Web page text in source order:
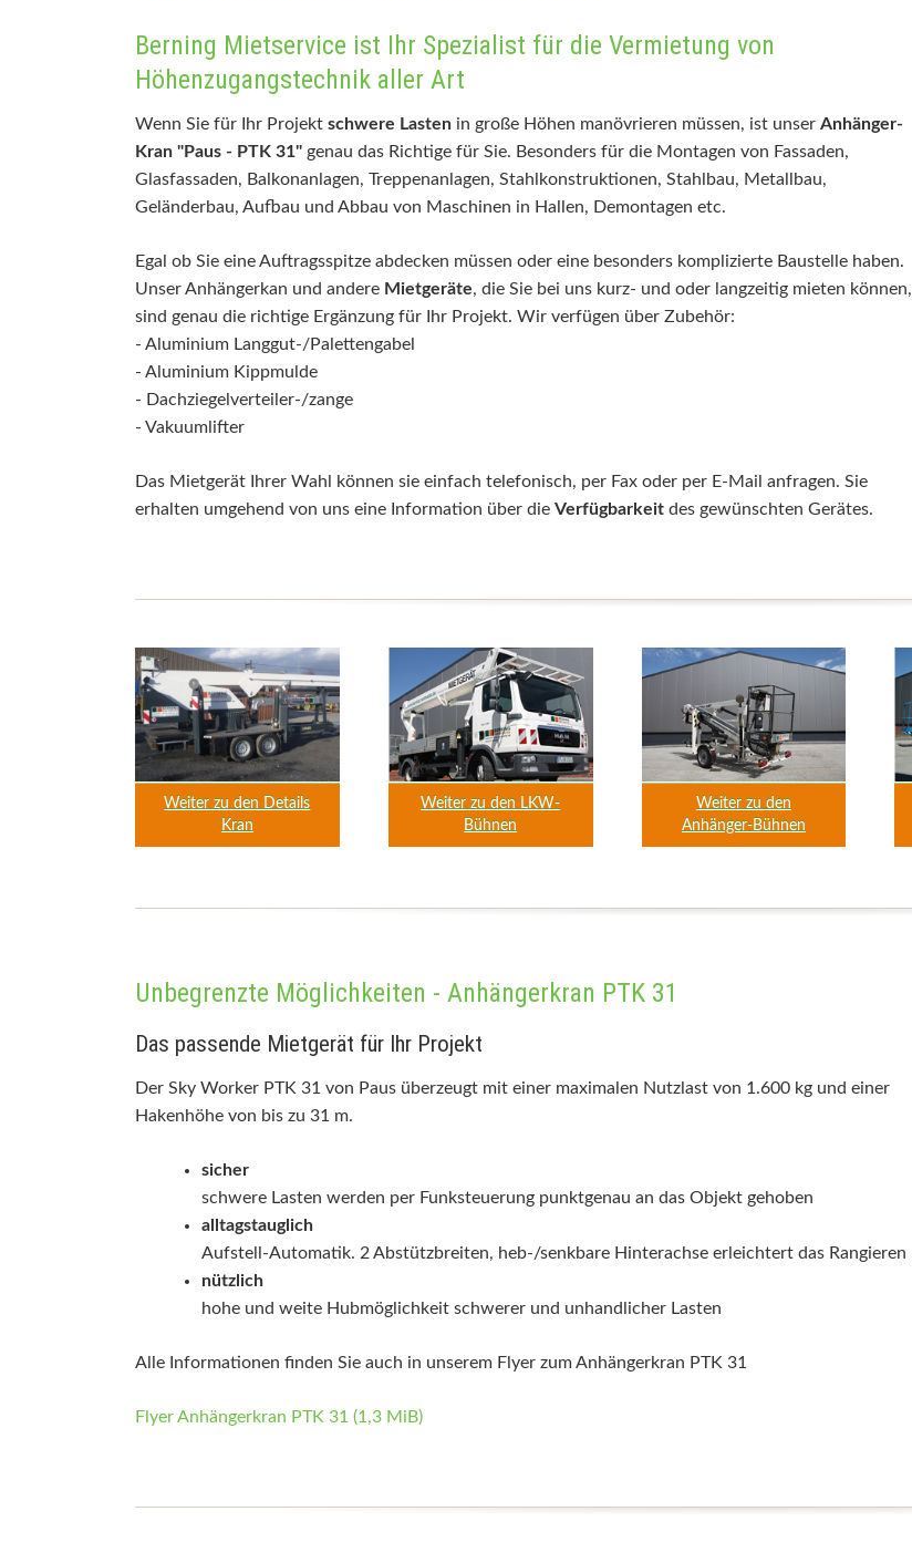
Minikräne
Glassauger & Lifter
Trennschneider
Berning Mietservice ist Ihr Spezialist für die Vermietung von
Höhenzugangstechnik aller Art
Wenn Sie für Ihr Projekt schwere Lasten in große Höhen manövrieren müssen, ist unser Anhänger-
Kran "Paus - PTK 31" genau das Richtige für Sie. Besonders für die Montagen von Fassaden,
Glasfassaden, Balkonanlagen, Treppenanlagen, Stahlkonstruktionen, Stahlbau, Metallbau,
Geländerbau, Aufbau und Abbau von Maschinen in Hallen, Demontagen etc.
Egal ob Sie eine Auftragsspitze abdecken müssen oder eine besonders komplizierte Baustelle haben.
Unser Anhängerkan und andere Mietgeräte, die Sie bei uns kurz- und oder langzeitig mieten können,
sind genau die richtige Ergänzung für Ihr Projekt. Wir verfügen über Zubehör:
- Aluminium Langgut-/Palettengabel
- Aluminium Kippmulde
- Dachziegelverteiler-/zange
- Vakuumlifter
Das Mietgerät Ihrer Wahl können sie einfach telefonisch, per Fax oder per E-Mail anfragen. Sie
erhalten umgehend von uns eine Information über die Verfügbarkeit des gewünschten Gerätes.
Weiter zu den Details
Kran
Weiter zu den LKW-
Bühnen
Weiter zu den
Anhänger-Bühnen
Unbegrenzte Möglichkeiten - Anhängerkran PTK 31
Das passende Mietgerät für Ihr Projekt
Der Sky Worker PTK 31 von Paus überzeugt mit einer maximalen Nutzlast von 1.600 kg und einer
Hakenhöhe von bis zu 31 m.
sicher
schwere Lasten werden per Funksteuerung punktgenau an das Objekt gehoben
alltagstauglich
Aufstell-Automatik. 2 Abstützbreiten, heb-/senkbare Hinterachse erleichtert das Rangieren
nützlich
hohe und weite Hubmöglichkeit schwerer und unhandlicher Lasten
Alle Informationen finden Sie auch in unserem Flyer zum Anhängerkran PTK 31
Flyer Anhängerkran PTK 31 (1,3 MiB)